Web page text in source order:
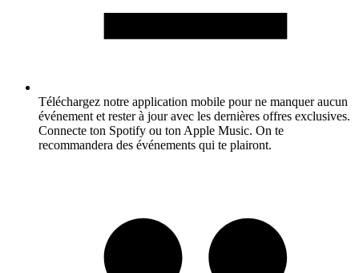
Téléchargez notre application mobile pour ne manquer aucun
événement et rester à jour avec les dernières offres exclusives.
Connecte ton Spotify ou ton Apple Music. On te
recommandera des événements qui te plairont.